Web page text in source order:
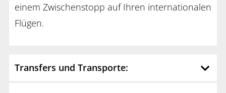
einem Zwischenstopp auf Ihren internationalen
Flügen.
Transfers und Transporte: